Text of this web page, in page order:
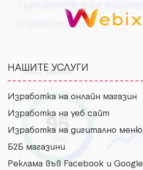
НАШИТЕ УСЛУГИ
Изработка на онлайн магазин
Изработка на уеб сайт
Изработка на дигитално меню
Б2Б магазини
Рекламa във Facebook и Google